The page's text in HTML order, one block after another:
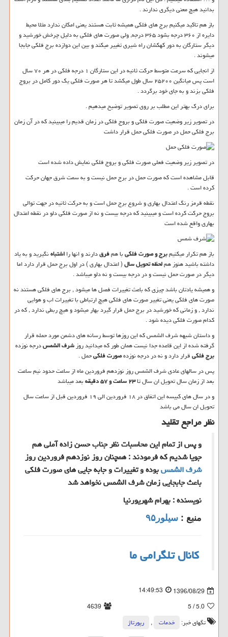
بدانید هیچ معنی دیگری ندارند .
باز هم تاکید میکنیم برج های فلکی همیشه ثابت هستند یعنی امکان ندارد مثلا محیط
دایره از ۳۶۰ درجه بشود ۳۶۵ درجه, ولی صورت های فلکی به دلیل چرخش خورشید و
دیگر ستارگان به دور کهکشان راه شیری تغییر میکند و بین این دوازده برج فلکی جابجا
میشوند .
از انجایی که سرعت متوسط حرکت ثانیه در این ستارگان ۱ درجه فلکی در هر ۷۰ سال
است پس میانگین ۲۵۲۰۰ سال طول میکشد تا هر صورت فلکی یک دور کامل در بروج
فلکی بزند و به جای خود برگردد .
برای درک بهتر این مطلب بر روی تصویر توضیح میدهیم .
در تصویر زیر وضعیت صورت فلکی و بروج فلکی در زمان قدیم را میبینید که در آن زمان
برج فلکی حمل در صورت فلکی حمل قرار داشت
در تصویر زیر وضعیت فعلی صورت فلکی و بروج فلکی نمایش داده شده است
قابل مشاهده است که صورت حمل در برج حمل نیست و به سمت شرق جهان حرکت
کرده است .
نقطه قرمز رنگ اعتدال بهاری و شروع برج حمل است و به حرکت ثانیه در جهت توالی
بروج حرکت کرده است و میبینید که درجه بیست و نه از صورت فلکی دلو در نقطه اعتدال
بهاری واقع شده است
باز هم تکرار میکنیمبرج و صورت فلکیبا همفرقدارند و انها رااشتباهنگیرید و به یاد
داشته باشید هنوز هملحظه تحویل سال( اعتدال بهاری ) در اول برج حمل قرار دارد اما
دیگر در صورت حمل نیست و در درجه بیست و نه دلو میباشد .
و همیشه یادتان باشد چیزی که باعث تغییرات فصل ها میشود , برج های فلکی هستند نه
صورت های فلکی یعنی تغییر صورت های فلکی هیچ ارتباطی با تغییرات اب و هوایی
ندارد , و زمانی که خورشید در برج حمل قرار گیرد بهار میشود و هیچ ربطی ندارد , که در
کدام صورت فلکی دیده شود .
و داستان شبهه شرف الشمس که این روزها توسط رسانه های دشمن مورد حمله قرار
گرفته شده از این قاعده جدا نیست همان طور که میدانید روزشرف الشمسدرجه نوزده
برج فلکیقرار دارد و نه در درجه نوزدهصورت فلکیحمل .
پس در سالهای عادی شرف الشمس روز نوزدهم فروردین ماه از ساعت حدود نیم ساعت
بعد از زمان سال تحویل ان سال تا۲۳ ساعت و ۵۷ دقیقه
بعد میباشد
و در سال های کبیسه این اتفاق در ۱۸ فروردین الی ۱۹ فروردین قبل از ساعت سال
تحویل ان سال می باشد
نظر مراجع تقلید
و پس از تمام این محاسبات نظر جناب حسن زاده آملی هم
جویا شدیم که فرمودند : همچنان روز نوزدهم فروردین روز
شرف الشمسبوده و تغییرات و جابه جایی های صورت فلکی
باعث جابجایی زمان شرف الشمس نخواهد شد
نویسنده : بهرام شهریورنیا
منبع : سیلور۹۵
کانال تلگرامی ما
1396/08/29
14:49:53
5.0
/ 5
4639
تگهای خبر:
خدمات ,
رپورتاژ